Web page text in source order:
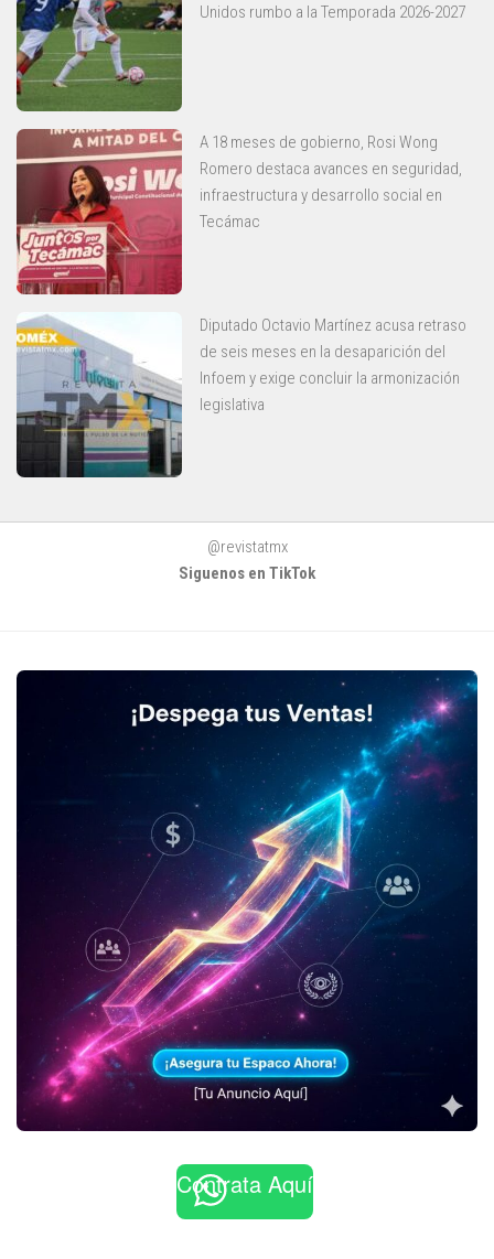
Unidos rumbo a la Temporada 2026-2027
A 18 meses de gobierno, Rosi Wong
Romero destaca avances en seguridad,
infraestructura y desarrollo social en
Tecámac
Diputado Octavio Martínez acusa retraso
de seis meses en la desaparición del
Infoem y exige concluir la armonización
legislativa
@revistatmx
Siguenos en TikTok
Contrata Aquí